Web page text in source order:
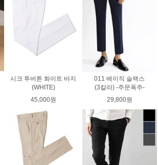
시크 투버튼 화이트 바지
(WHITE)
45,000원
011 베이직 슬랙스
(3칼라) -주문폭주-
29,800원